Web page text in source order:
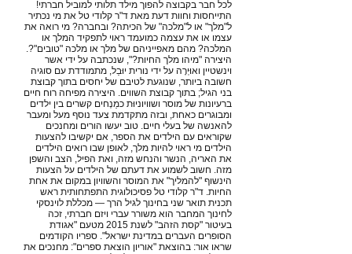
לכל חבר בקבוצה להפוך מילד תלותי למוביל חברתי!
התייחסות וחוות דעת מאת ד"ר קלודי טל את מי נכתיר
ל"מלך" או ל"מלכה" של הכיתה? ובחברה? מי רואה את
עצמו או את עצמה כמועמד ראוי לתפקיד המלך או
המלכה? מהם מאפייניהם של מלך או מלכה "טובים"?.
היצירה "מיהו מלך החיות?", שנכתבה על ידי אשר
וינשטיין ואוּיְרָה על ידי נורית יוּבַל, מתמודדת עם סוגיה
חשובה ביותר, שנוגעת לטיבם של יחסים בתוך קבוצת
בני הגיל; בתוך קבוצת השווים. היצירה מפיחה רוח חיים
ברעיונות של מוסר ושוויוניוּת כמַנְחים קשרים בין ילדים
ומבוגרים כאחת, ובזה מתקדמת צעד נוסף מעל ומעבר
להאנשה של בעלי חיים. טוב יעשו הורים ומחנכים
שקוראים עם הילדים את הספר, אם יקשיבו להצעות
הילדים מי ראוי להיות מלך, לאופן שבו רואים הילדים
את האריה, הנשר והנחש מזה, ואת הפיל, הצב והשפן
מזה. חשוב לשמוע את דעתם של הילדים על הצעות
הינשוף "להמליך" את המוסר והשוויון במקום את אחת
החיות. ד"ר קלודי טל פסיכולוגית התפתחותית ראש
תכנית תואר שני בחינוך לגיל הרך — מכללת לוינסקי
לחינוך המחבר הוא משורר עברי ויזם חברתי, זכה
בעיטור "קסת הזהב" לשנת 2015 מטעם "אגודת
הסופרים העברים במדינת ישראל". ספריו הקודמים
שראו אור: בהוצאת "אוריון הוצאת ספרים": מחנכים את